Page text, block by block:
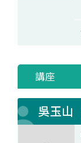
講座
吳玉山